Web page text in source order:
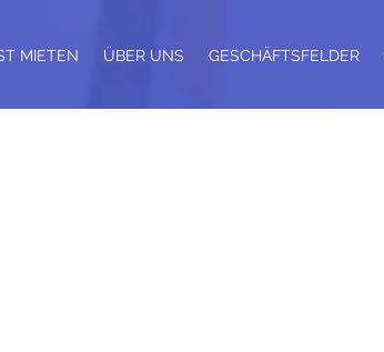
MIETEN ÜBER UNS GESCHÄFTSFELDER